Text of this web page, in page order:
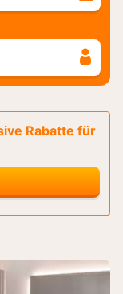
Rabatte für